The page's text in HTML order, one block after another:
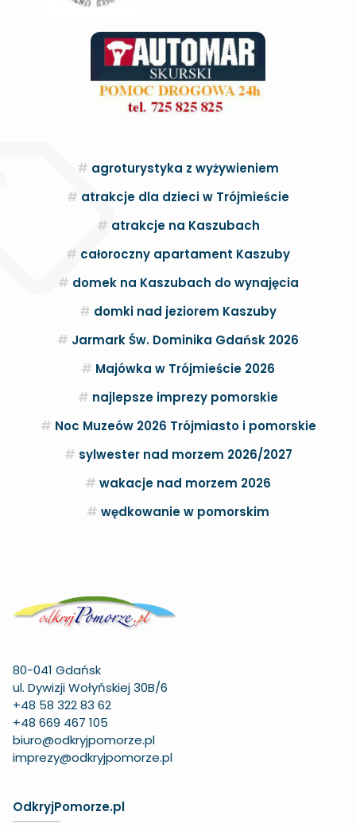
agroturystyka z wyżywieniem
atrakcje dla dzieci w Trójmieście
atrakcje na Kaszubach
całoroczny apartament Kaszuby
domek na Kaszubach do wynajęcia
domki nad jeziorem Kaszuby
Jarmark Św. Dominika Gdańsk 2026
Majówka w Trójmieście 2026
najlepsze imprezy pomorskie
Noc Muzeów 2026 Trójmiasto i pomorskie
sylwester nad morzem 2026/2027
wakacje nad morzem 2026
wędkowanie w pomorskim
80-041 Gdańsk
ul. Dywizji Wołyńskiej 30B/6
+48 58 322 83 62
+48 669 467 105
biuro@odkryjpomorze.pl
imprezy@odkryjpomorze.pl
OdkryjPomorze.pl